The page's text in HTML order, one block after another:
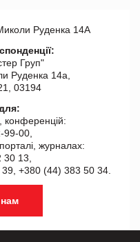
Руденка 14А
Груп"
Руденка 14а,
03194
конференцій:
99-00,
журналах:
13,
+380 (44) 383 50 34.